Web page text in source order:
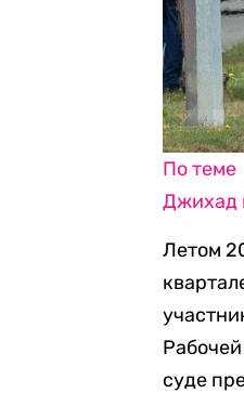
По теме
Джихад
Летом
суде